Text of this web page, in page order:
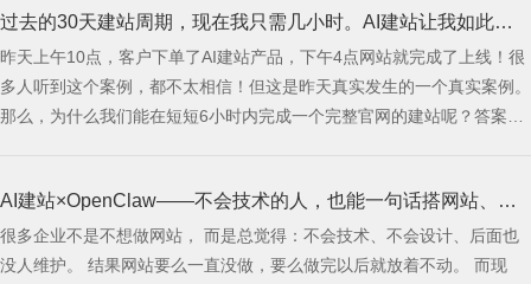
过去的30天建站周期，现在我只需几小时。AI建站让我如此高
效
昨天上午10点，客户下单了AI建站产品，下午4点网站就完成了上线！很
多人听到这个案例，都不太相信！但这是昨天真实发生的一个真实案例。
那么，为什么我们能在短短6小时内完成一个完整官网的建站呢？答案就
立云服务器
AI建站×OpenClaw——不会技术的人，也能一句话搭网站、管
网站
很多企业不是不想做网站， 而是总觉得：不会技术、不会设计、后面也
没人维护。 结果网站要么一直没做，要么做完以后就放着不动。 而现